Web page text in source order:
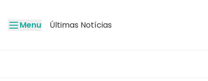
Menu Últimas Notícias